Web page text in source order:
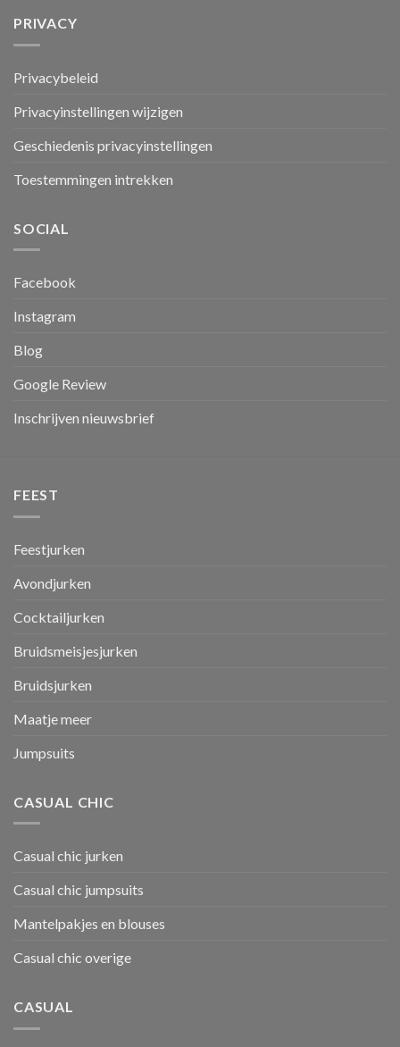
PRIVACY
Privacybeleid
Privacyinstellingen wijzigen
Geschiedenis privacyinstellingen
Toestemmingen intrekken
SOCIAL
Facebook
Instagram
Blog
Google Review
Inschrijven nieuwsbrief
FEEST
Feestjurken
Avondjurken
Cocktailjurken
Bruidsmeisjesjurken
Bruidsjurken
Maatje meer
Jumpsuits
CASUAL CHIC
Casual chic jurken
Casual chic jumpsuits
Mantelpakjes en blouses
Casual chic overige
CASUAL